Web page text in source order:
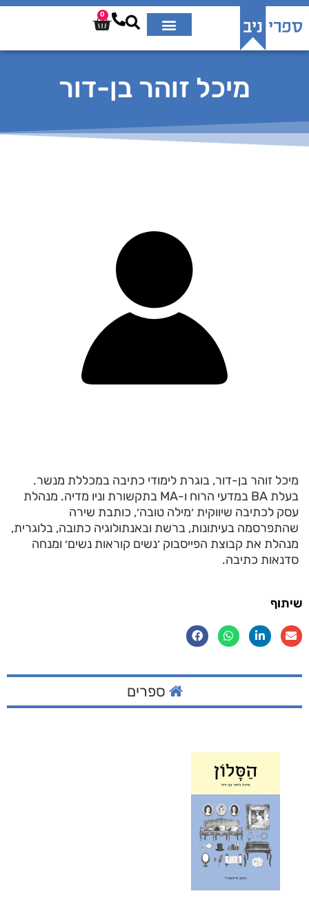
0
מיכל זוהר בן-דור
מיכל זוהר בן-דור, בוגרת לימודי כתיבה במכללת מנשר.
בעלת BA במדעי הרוח ו-MA בתקשורת וניו מדיה. מנהלת
עסק לכתיבה שיווקית ׳מילה טובה׳, כותבת שירה
שהתפרסמה בעיתונות, ברשת ובאנתולוגיה כתובה, בלוגרית,
מנהלת את קבוצת הפייסבוק ׳נשים קוראות נשים׳ ומנחה
סדנאות כתיבה.
שיתוף
ספרים